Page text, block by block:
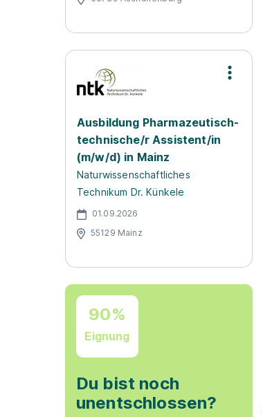
Ausbildung Pharmazeutisch-
technische/r Assistent/in
(m/w/d) in Mainz
Naturwissenschaftliches
Technikum Dr. Künkele
01.09.2026
55129 Mainz
90%
Eignung
Du bist noch
unentschlossen?